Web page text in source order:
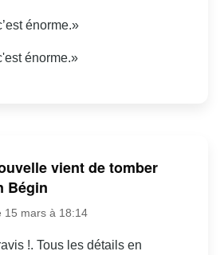
énorme.»
énorme.»
vient de tomber
Bégin
15 mars à 18:14
!. Tous les détails en